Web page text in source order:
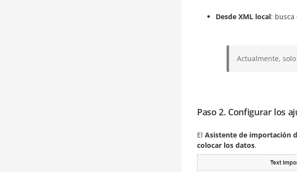
Desde XML local:
Actualmente,
Paso 2. Configurar los
El Asistente de importación
colocar los datos.